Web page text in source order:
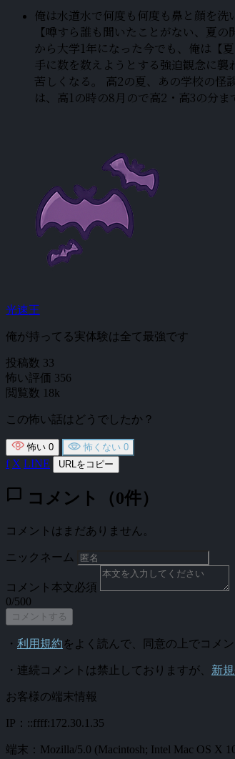
俺は水道水で何度も何度も鼻と顔を
【噂すら誰も聞いたことがない、夏
から大学1年になった今でも、俺は【
手に数を数えようとする強迫観念に
苦しくなる。 高2の夏、あの学校の怪
は、高1の時の8月ので高2・高3の分
光速王
俺が持ってる実体験は全て最強です
投稿数 33
怖い評価 356
閲覧数 18k
この怖い話はどうでしたか？
怖い 0 怖くない 0
f X LINE URLをコピー
chat_bubble コメント（0件）
コメントはまだありません。
ニックネーム
コメント本文必須
0/500
コメントする
・ 利用規約をよく読んで、同意の上でコメン
・連続コメントは禁止しておりますが、 新
お客様の端末情報
IP：::ffff:172.30.1.35
端末：Mozilla/5.0 (Macintosh; Intel Mac OS X